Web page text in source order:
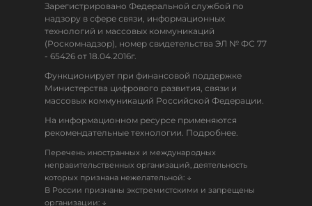
Зарегистрировано Федеральной службой по
надзору в сфере связи, информационных
технологий и массовых коммуникаций
(Роскомнадзор), номер свидетельства ЭЛ № ФС 77
- 65426 от 18.04.2016г.
Функционирует при финансовой поддержке
Министерства цифрового развития, связи и
массовых коммуникаций Российской Федерации.
На информационном ресурсе применяются
рекомендательные технологии. Подробнее.
Перечень иностранных и международных
неправительственных организаций, деятельность
которых признана нежелательной: ↓
В России признаны экстремистскими и запрещены
организации: ↓